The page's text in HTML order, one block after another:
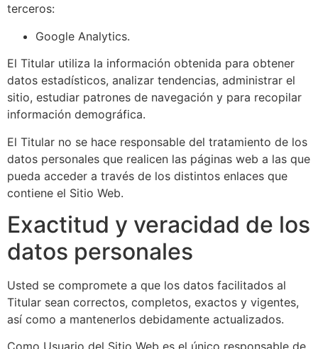
terceros:
Google Analytics.
El Titular utiliza la información obtenida para obtener
datos estadísticos, analizar tendencias, administrar el
sitio, estudiar patrones de navegación y para recopilar
información demográfica.
El Titular no se hace responsable del tratamiento de los
datos personales que realicen las páginas web a las que
pueda acceder a través de los distintos enlaces que
contiene el Sitio Web.
Exactitud y veracidad de los
datos personales
Usted se compromete a que los datos facilitados al
Titular sean correctos, completos, exactos y vigentes,
así como a mantenerlos debidamente actualizados.